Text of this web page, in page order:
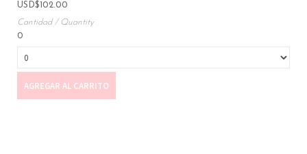
USD$ 102.00
0
AGREGAR AL CARRITO